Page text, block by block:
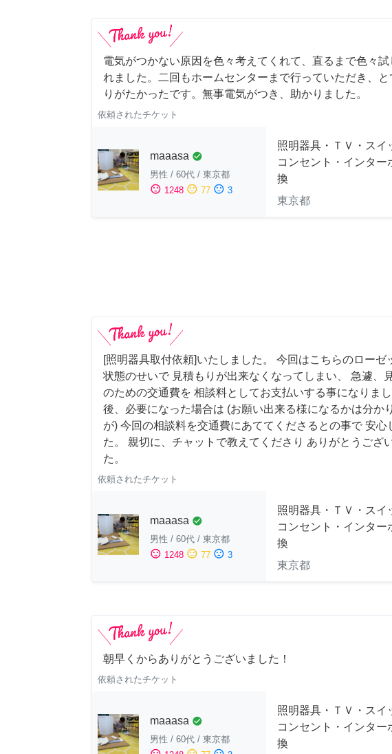
電気がつかない原因を色々考えてくれて、直るまで色々試
れました。二回もホームセンターまで行っていただき、と
りがたかったです。無事電気がつき、助かりました。
依頼されたチケット
maaasa check_circle
男性 / 60代 / 東京都
sentiment_satisfied 1248 sentiment_neutral 77 sentiment_dissatisfied 3
照明器具・ＴＶ・スイ
コンセント・インター
換
東京都
[照明器具取付依頼]いたしました。 今回はこちらのローゼ
状態のせいで 見積もりが出来なくなってしまい、 急遽、
のための交通費を 相談料としてお支払いする事になりま
後、必要になった場合は (お願い出来る様になるかは分か
が) 今回の相談料を交通費にあててくださるとの事で 安心
た。 親切に、チャットで教えてくださり ありがとうござ
た。
依頼されたチケット
maaasa check_circle
男性 / 60代 / 東京都
sentiment_satisfied 1248 sentiment_neutral 77 sentiment_dissatisfied 3
照明器具・ＴＶ・スイ
コンセント・インター
換
東京都
朝早くからありがとうございました！
依頼されたチケット
maaasa check_circle
男性 / 60代 / 東京都
照明器具・ＴＶ・スイ
コンセント・インター
換